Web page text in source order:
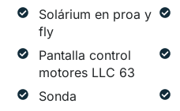
Solárium en proa y
fly
Pantalla control
motores LLC 63
Sonda